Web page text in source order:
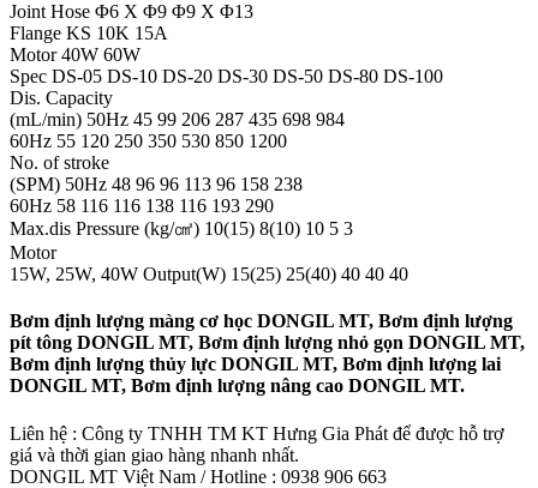
Joint Hose Φ6 X Φ9 Φ9 X Φ13
Flange KS 10K 15A
Motor 40W 60W
Spec DS-05 DS-10 DS-20 DS-30 DS-50 DS-80 DS-100
Dis. Capacity
(mL/min) 50Hz 45 99 206 287 435 698 984
60Hz 55 120 250 350 530 850 1200
No. of stroke
(SPM) 50Hz 48 96 96 113 96 158 238
60Hz 58 116 116 138 116 193 290
Max.dis Pressure (kg/㎠) 10(15) 8(10) 10 5 3
Motor
15W, 25W, 40W Output(W) 15(25) 25(40) 40 40 40
Bơm định lượng màng cơ học DONGIL MT, Bơm định lượng
pít tông DONGIL MT, Bơm định lượng nhỏ gọn DONGIL MT,
Bơm định lượng thủy lực DONGIL MT, Bơm định lượng lai
DONGIL MT, Bơm định lượng nâng cao DONGIL MT.
Liên hệ : Công ty TNHH TM KT Hưng Gia Phát để được hỗ trợ
giá và thời gian giao hàng nhanh nhất.
DONGIL MT Việt Nam / Hotline : 0938 906 663